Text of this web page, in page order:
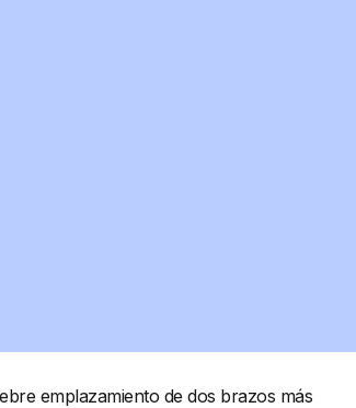
emplazamiento de dos brazos más